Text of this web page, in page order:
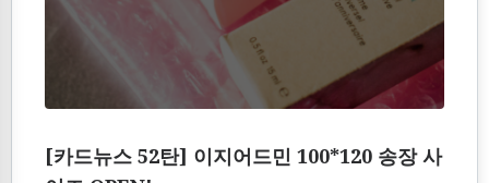
[카드뉴스 52탄] 이지어드민 100*120 송장 사